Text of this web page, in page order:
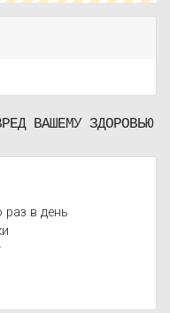
ВАШЕМУ ЗДОРОВЬЮ
раз в день